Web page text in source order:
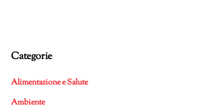
Categorie
Alimentazione e Salute
Ambiente